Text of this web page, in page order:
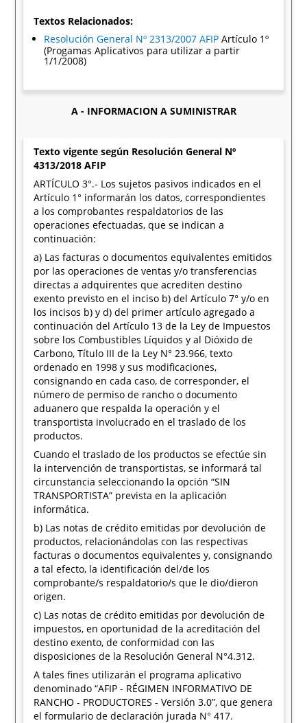
Textos Relacionados:
Resolución General Nº 2313/2007 AFIP Artículo 1º
(Progamas Aplicativos para utilizar a partir
1/1/2008)
A - INFORMACION A SUMINISTRAR
Texto vigente según Resolución General Nº
4313/2018 AFIP
ARTÍCULO 3°.- Los sujetos pasivos indicados en el
Artículo 1° informarán los datos, correspondientes
a los comprobantes respaldatorios de las
operaciones efectuadas, que se indican a
continuación:
a) Las facturas o documentos equivalentes emitidos
por las operaciones de ventas y/o transferencias
directas a adquirentes que acrediten destino
exento previsto en el inciso b) del Artículo 7° y/o en
los incisos b) y d) del primer artículo agregado a
continuación del Artículo 13 de la Ley de Impuestos
sobre los Combustibles Líquidos y al Dióxido de
Carbono, Título III de la Ley N° 23.966, texto
ordenado en 1998 y sus modificaciones,
consignando en cada caso, de corresponder, el
número de permiso de rancho o documento
aduanero que respalda la operación y el
transportista involucrado en el traslado de los
productos.
Cuando el traslado de los productos se efectúe sin
la intervención de transportistas, se informará tal
circunstancia seleccionando la opción “SIN
TRANSPORTISTA” prevista en la aplicación
informática.
b) Las notas de crédito emitidas por devolución de
productos, relacionándolas con las respectivas
facturas o documentos equivalentes y, consignando
a tal efecto, la identificación del/de los
comprobante/s respaldatorio/s que le dio/dieron
origen.
c) Las notas de crédito emitidas por devolución de
impuestos, en oportunidad de la acreditación del
destino exento, de conformidad con las
disposiciones de la Resolución General N°4.312.
A tales fines utilizarán el programa aplicativo
denominado “AFIP - RÉGIMEN INFORMATIVO DE
RANCHO - PRODUCTORES - Versión 3.0”, que genera
el formulario de declaración jurada N° 417.